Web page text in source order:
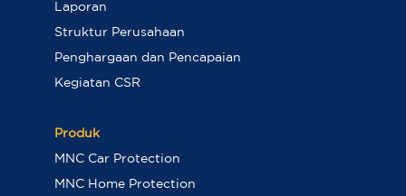
Laporan
Struktur Perusahaan
Penghargaan dan Pencapaian
Kegiatan CSR
Produk
MNC Car Protection
MNC Home Protection